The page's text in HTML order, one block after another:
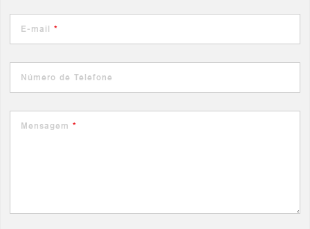
E-mail *
Número de Telefone
Mensagem *